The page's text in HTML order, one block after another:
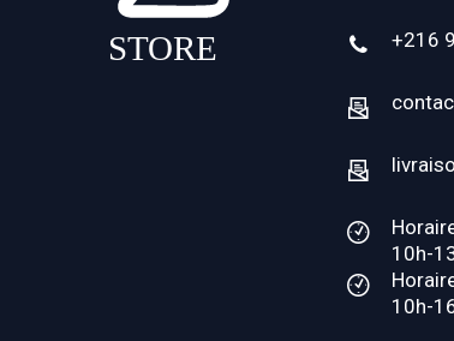
+216
10h-
10h-